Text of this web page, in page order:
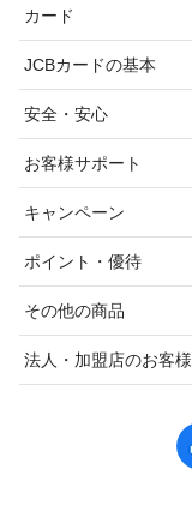
カード
JCBカードの基本
安全・安心
お客様サポート
キャンペーン
ポイント・優待
その他の商品
法人・加盟店のお客様